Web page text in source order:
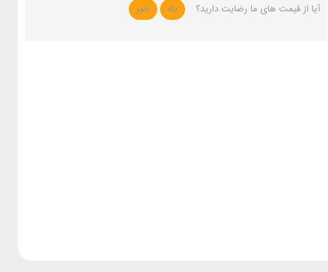
آیا از قیمت های ما رضایت دارید؟ بله خیر